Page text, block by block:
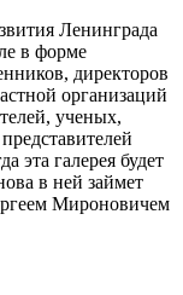
Ленинграда
в форме
директоров
организаций
ученых,
эта галерея будет
в ней займет
Мироновичем